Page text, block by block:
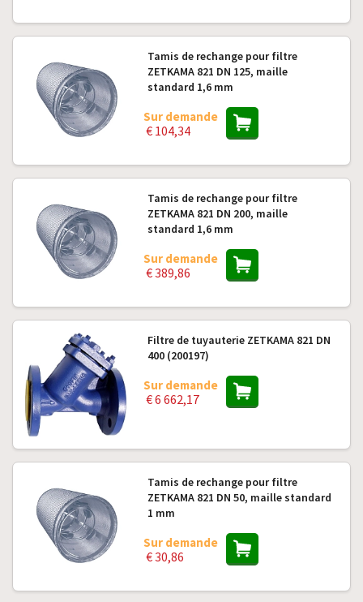
Tamis de rechange pour filtre
ZETKAMA 821 DN 125, maille
standard 1,6 mm
Sur demande
€ 104,34
Tamis de rechange pour filtre
ZETKAMA 821 DN 200, maille
standard 1,6 mm
Sur demande
€ 389,86
Filtre de tuyauterie ZETKAMA 821 DN
400 (200197)
Sur demande
€ 6 662,17
Tamis de rechange pour filtre
ZETKAMA 821 DN 50, maille standard
1 mm
Sur demande
€ 30,86